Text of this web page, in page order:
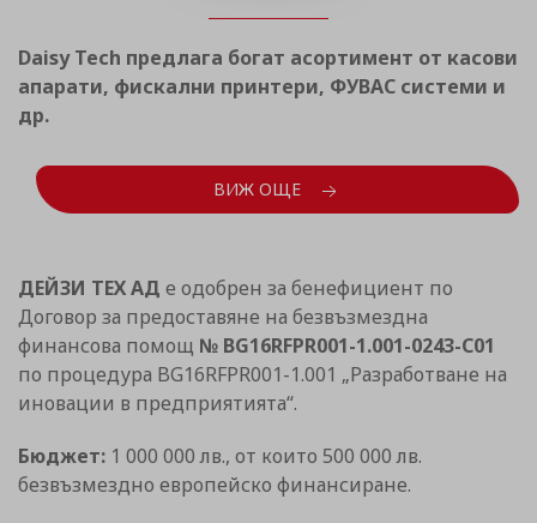
Daisy Tech предлага богат асортимент от касови
апарати, фискални принтери, ФУВАС системи и
др.
ВИЖ ОЩЕ
ДЕЙЗИ ТЕХ АД е одобрен за бенефициент по
Договор за предоставяне на безвъзмездна
финансова помощ № BG16RFPR001-1.001-0243-C01
по процедура BG16RFPR001-1.001 „Разработване на
иновации в предприятията“.
Бюджет: 1 000 000 лв., от които 500 000 лв.
безвъзмездно европейско финансиране.